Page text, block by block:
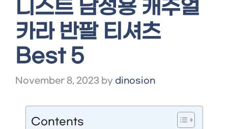
니스트 남성용 캐주얼
카라 반팔 티셔츠
Best 5
November 8, 2023 by dinosion
Contents